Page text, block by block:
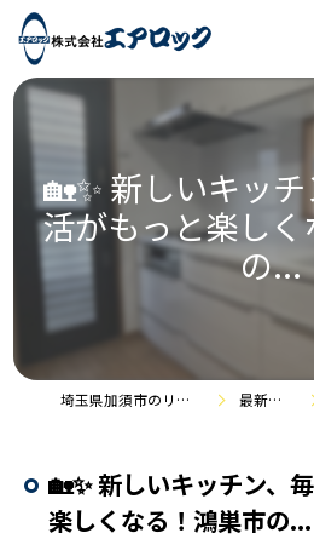
🏡✨ 新しいキッ
活がもっと楽し
の...
埼玉県加須市のリフォームなら株式会社エアロック 最新情報・施工事例
🏡✨ 新しいキッチン、
楽しくなる！鴻巣市の...